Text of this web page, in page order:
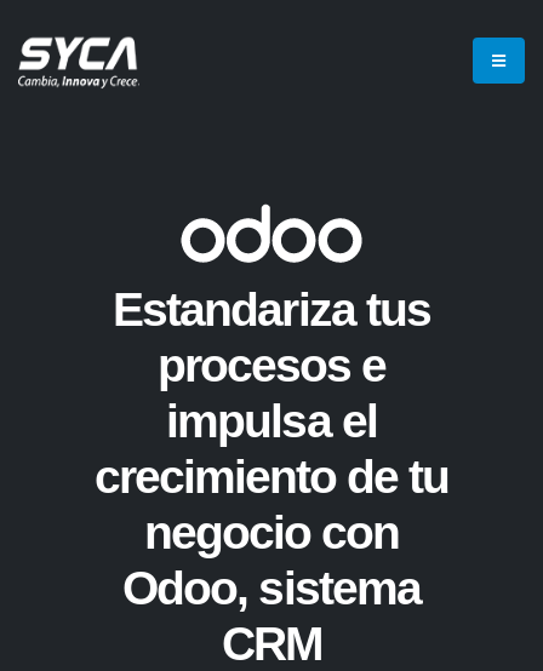
Estandariza tus
procesos e
impulsa el
crecimiento de tu
negocio con
Odoo, sistema
CRM